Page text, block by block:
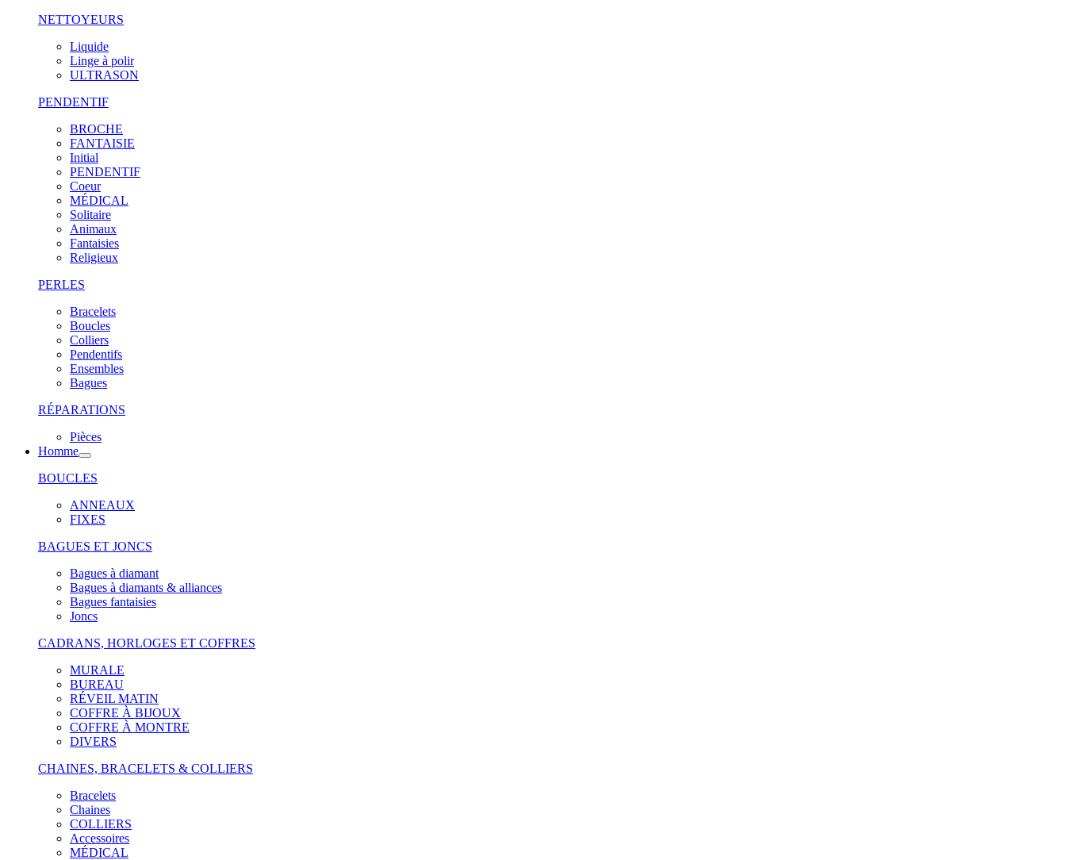
NETTOYEURS
Liquide
Linge à polir
ULTRASON
PENDENTIF
BROCHE
FANTAISIE
Initial
PENDENTIF
Coeur
MÉDICAL
Solitaire
Animaux
Fantaisies
Religieux
PERLES
Bracelets
Boucles
Colliers
Pendentifs
Ensembles
Bagues
RÉPARATIONS
Pièces
Homme
BOUCLES
ANNEAUX
FIXES
BAGUES ET JONCS
Bagues à diamant
Bagues à diamants & alliances
Bagues fantaisies
Joncs
CADRANS, HORLOGES ET COFFRES
MURALE
BUREAU
RÉVEIL MATIN
COFFRE À BIJOUX
COFFRE À MONTRE
DIVERS
CHAINES, BRACELETS & COLLIERS
Bracelets
Chaines
COLLIERS
Accessoires
MÉDICAL